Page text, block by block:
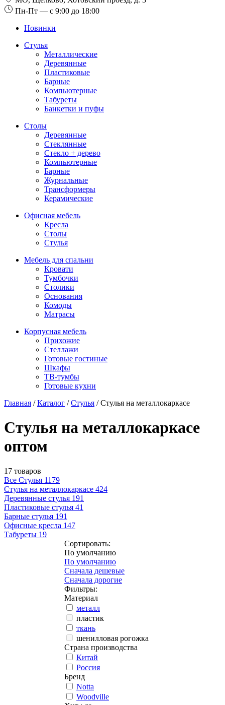
Пн-Пт — с 9:00 до 18:00
Новинки
Стулья
Металлические
Деревянные
Пластиковые
Барные
Компьютерные
Табуреты
Банкетки и пуфы
Столы
Деревянные
Стеклянные
Стекло + дерево
Компьютерные
Барные
Журнальные
Трансформеры
Керамические
Офисная мебель
Кресла
Столы
Стулья
Мебель для спальни
Кровати
Тумбочки
Столики
Основания
Комоды
Матрасы
Корпусная мебель
Прихожие
Стеллажи
Готовые гостиные
Шкафы
ТВ-тумбы
Готовые кухни
Главная /Каталог /Стулья /Стулья на металлокаркасе
Стулья на металлокаркасе
оптом
17 товаров
Все Стулья 1179
Стулья на металлокаркасе 424
Деревянные стулья 191
Пластиковые стулья 41
Барные стулья 191
Офисные кресла 147
Табуреты 19
Сортировать:
По умолчанию
По умолчанию
Сначала дешевые
Сначала дорогие
Фильтры:
Материал
металл
пластик
ткань
шенилловая рогожка
Страна производства
Китай
Россия
Бренд
Notta
Woodville